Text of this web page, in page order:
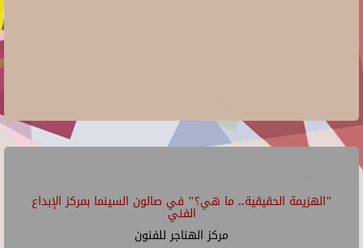
"الهزيمة الحقيقية.. ما هي؟" في صالون السينما بمركز الإبداع
الفني
مركز الهناجر للفنون